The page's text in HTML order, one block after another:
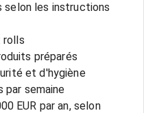
selon les instructions
rolls
préparés
et d'hygiène
par semaine
EUR par an, selon